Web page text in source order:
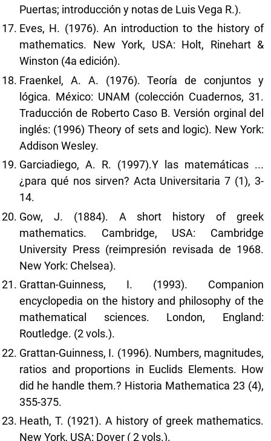
Puertas; introducción y notas de Luis Vega R.).
Eves, H. (1976). An introduction to the history of
mathematics. New York, USA: Holt, Rinehart &
Winston (4a edición).
Fraenkel, A. A. (1976). Teoría de conjuntos y
lógica. México: UNAM (colección Cuadernos, 31.
Traducción de Roberto Caso B. Versión orginal del
inglés: (1996) Theory of sets and logic). New York:
Addison Wesley.
Garciadiego, A. R. (1997).Y las matemáticas ...
¿para qué nos sirven? Acta Universitaria 7 (1), 3-
14.
Gow, J. (1884). A short history of greek
mathematics. Cambridge, USA: Cambridge
University Press (reimpresión revisada de 1968.
New York: Chelsea).
Grattan-Guinness, I. (1993). Companion
encyclopedia on the history and philosophy of the
mathematical sciences. London, England:
Routledge. (2 vols.).
Grattan-Guinness, I. (1996). Numbers, magnitudes,
ratios and proportions in Euclids Elements. How
did he handle them.? Historia Mathematica 23 (4),
355-375.
Heath, T. (1921). A history of greek mathematics.
New York, USA: Dover ( 2 vols.).